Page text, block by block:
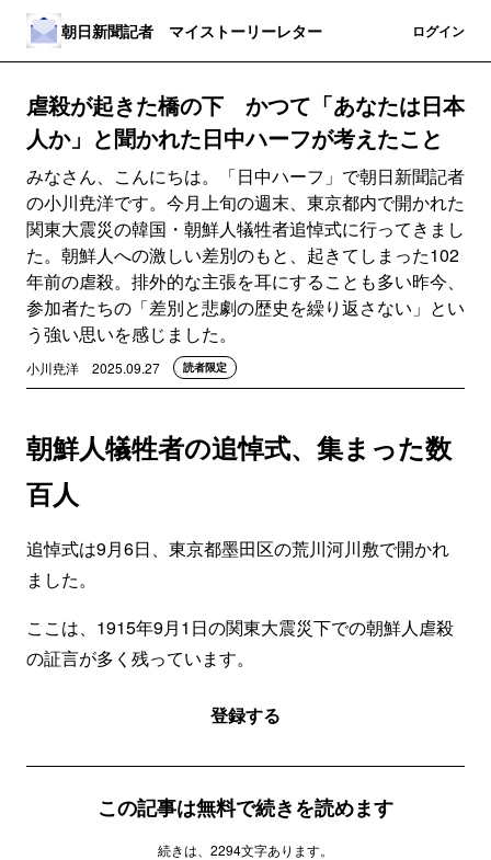
朝日新聞記者 マイストーリーレター ログイン
虐殺が起きた橋の下 かつて「あなたは日本
人か」と聞かれた日中ハーフが考えたこと
みなさん、こんにちは。「日中ハーフ」で朝日新聞記者
の小川尭洋です。今月上旬の週末、東京都内で開かれた
関東大震災の韓国・朝鮮人犠牲者追悼式に行ってきまし
た。朝鮮人への激しい差別のもと、起きてしまった102
年前の虐殺。排外的な主張を耳にすることも多い昨今、
参加者たちの「差別と悲劇の歴史を繰り返さない」とい
う強い思いを感じました。
小川尭洋 2025.09.27 読者限定
朝鮮人犠牲者の追悼式、集まった数
百人
追悼式は9月6日、東京都墨田区の荒川河川敷で開かれ
ました。
ここは、1915年9月1日の関東大震災下での朝鮮人虐殺
の証言が多く残っています。
登録する
この記事は無料で続きを読めます
続きは、2294文字あります。